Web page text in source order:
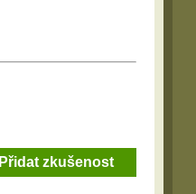
Přidat zkušenost